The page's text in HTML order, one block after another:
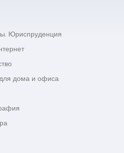
Юриспруденция
дома и офиса